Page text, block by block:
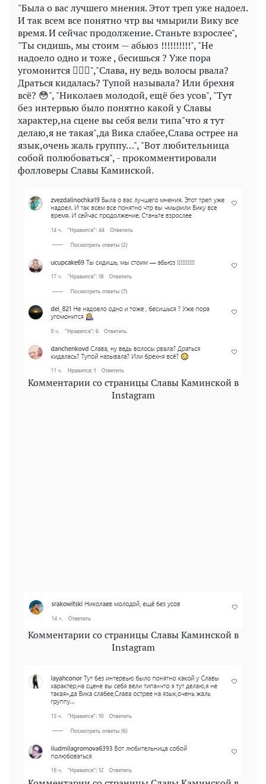
"Была о вас лучшего мнения. Этот треп уже надоел.
И так всем все понятно чтр вы чмырили Вику все
время. И сейчас продолжение. Станьте взрослее",
"Ты сидишь, мы стоим — абьюз !!!!!!!!!!", "Не
надоело одно и тоже , бесишься ? Уже пора
угомонится 🤦🏼‍♀️","Слава, ну ведь волосы рвала?
Драться кидалась? Тупой называла? Или брехня
всё? 😳", "Николаев молодой, ещё без усов", "Тут
без интервью было понятно какой у Славы
характер,на сцене вы себя вели типа"что я тут
делаю,я не такая",да Вика слабее,Слава острее на
язык,очень жаль группу…", "Вот любительница
собой полюбоваться", - прокомментировали
фолловеры Славы Каминской.
Комментарии со страницы Славы Каминской в
Instagram
Комментарии со страницы Славы Каминской в
Instagram